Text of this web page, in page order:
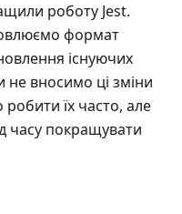
роботу Jest.
формат
існуючих
не вносимо ці зміни
їх часто, але
часу покращувати